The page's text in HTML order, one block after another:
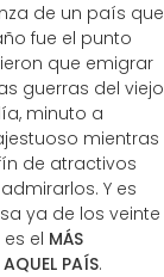
de un país que
fue el punto
que emigrar
guerras del viejo
minuto a
mientras
de atractivos
Y es
ya de los veinte
el MÁS
PAÍS.